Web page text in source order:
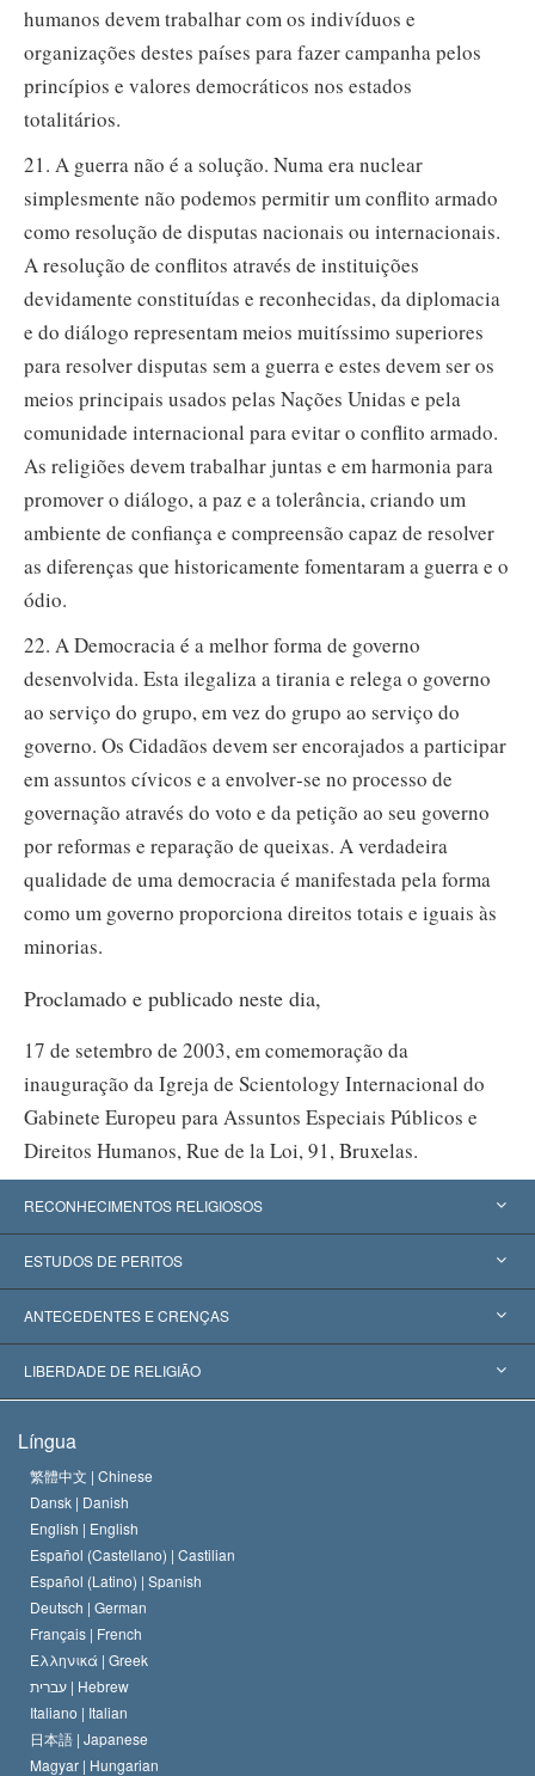
humanos devem trabalhar com os indivíduos e
organizações destes países para fazer campanha pelos
princípios e valores democráticos nos estados
totalitários.
21. A guerra não é a solução. Numa era nuclear
simplesmente não podemos permitir um conflito armado
como resolução de disputas nacionais ou internacionais.
A resolução de conflitos através de instituições
devidamente constituídas e reconhecidas, da diplomacia
e do diálogo representam meios muitíssimo superiores
para resolver disputas sem a guerra e estes devem ser os
meios principais usados pelas Nações Unidas e pela
comunidade internacional para evitar o conflito armado.
As religiões devem trabalhar juntas e em harmonia para
promover o diálogo, a paz e a tolerância, criando um
ambiente de confiança e compreensão capaz de resolver
as diferenças que historicamente fomentaram a guerra e o
ódio.
22. A Democracia é a melhor forma de governo
desenvolvida. Esta ilegaliza a tirania e relega o governo
ao serviço do grupo, em vez do grupo ao serviço do
governo. Os Cidadãos devem ser encorajados a participar
em assuntos cívicos e a envolver‑se no processo de
governação através do voto e da petição ao seu governo
por reformas e reparação de queixas. A verdadeira
qualidade de uma democracia é manifestada pela forma
como um governo proporciona direitos totais e iguais às
minorias.
Proclamado e publicado neste dia,
17 de setembro de 2003, em comemoração da
inauguração da Igreja de Scientology Internacional do
Gabinete Europeu para Assuntos Especiais Públicos e
Direitos Humanos, Rue de la Loi, 91, Bruxelas.
RECONHECIMENTOS RELIGIOSOS
Estados Unidos
Reconhecimentos Mundiais
Decisões Históricas
ESTUDOS DE PERITOS
Apreciações por Categoria
Os Peritos Mais Proeminentes do Mundo
ANTECEDENTES E CRENÇAS
L. Ron Hubbard
O Credo da Igreja de Scientology
O Código de Um Scientologist
David Miscavige
LIBERDADE DE RELIGIÃO
Normas Internacionais de Direitos Humanos
Proclamação sobre Religião
Língua
繁體中文 | Chinese
Dansk | Danish
English | English
Español (Castellano) | Castilian
Español (Latino) | Spanish
Deutsch | German
Français | French
Ελληνικά | Greek
עברית | Hebrew
Italiano | Italian
日本語 | Japanese
Magyar | Hungarian